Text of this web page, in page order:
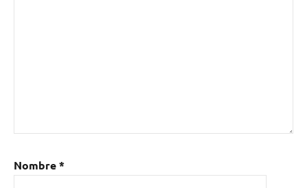
Nombre*